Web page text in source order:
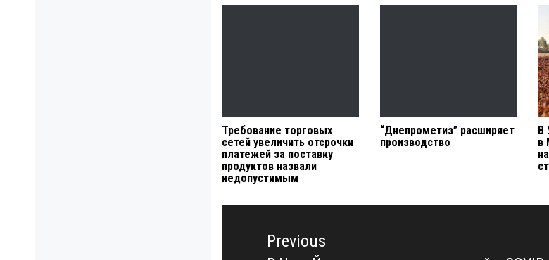
Требование торговых
сетей увеличить отсрочки
платежей за поставку
продуктов назвали
недопустимым
“Днепрометиз” расширяет
производство
В
в
Навигация
записямPrevious